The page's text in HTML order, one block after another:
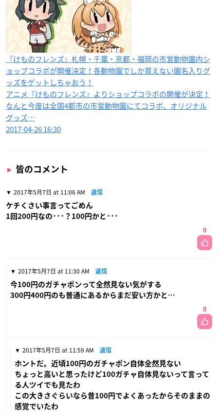
『けものフレンズ』札幌・千葉・京都・福岡の市営動物園内シ
ョップコラボが開催決定！各動物園でしか買えない園名入りグ
ッズをゲットしちゃおう！
アニメ『けものフレンズ』よりショップコラボの開催が決定！
なんと今度は全国4都市の市営動物園にてコラボ、オリジナル
グッズ…
2017-04-26 16:30
皆のコメント
2017年5月7日 at 11:06 AM 返信
ケチくさい事言ってごめん
1回200円なの･･･？100円かと･･･
0
2017年5月7日 at 11:30 AM 返信
今100円のガチャポンって全然見ない気がする
300円400円のも普通にあるからまだ安い方かと…
0
2017年5月7日 at 11:59 AM 返信
ホントだ。近頃100円のガチャポン自体全然見ない
ちょっと高いと思ったけど100ガチャ自体見ないって言って
る人ツイでも見たわ
この大きさぐらいなら昔100円でよくあったからそのままの
感覚でいたわ